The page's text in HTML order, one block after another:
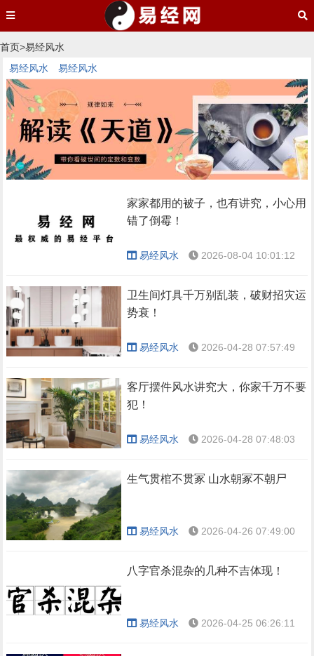
首页>易经风水
易经风水
易经风水
家家都用的被子，也有讲究，小心用
错了倒霉！
易经风水 2026-08-04 10:01:12
卫生间灯具千万别乱装，破财招灾运
势衰！
易经风水 2026-04-28 07:57:49
客厅摆件风水讲究大，你家千万不要
犯！
易经风水 2026-04-28 07:48:03
生气贯棺不贯冢 山水朝冢不朝尸
易经风水 2026-04-26 07:49:00
八字官杀混杂的几种不吉体现！
易经风水 2026-04-25 06:26:11